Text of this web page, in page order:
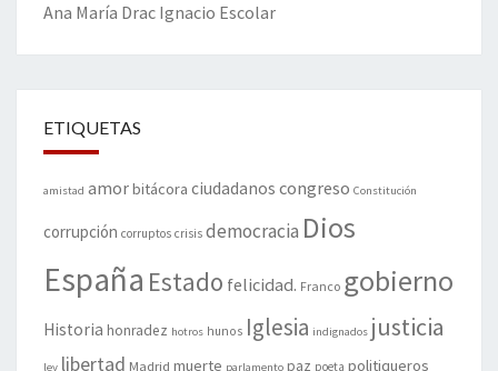
Ana María Drac Ignacio Escolar
ETIQUETAS
amistad amorbitácora ciudadanos congreso Constitución
corrupción corruptos crisis democracia Dios
España Estado felicidad. Franco gobierno
Historia honradez hotros hunos Iglesia indignados justicia
ley libertad Madrid muerte parlamento paz poeta politiqueros